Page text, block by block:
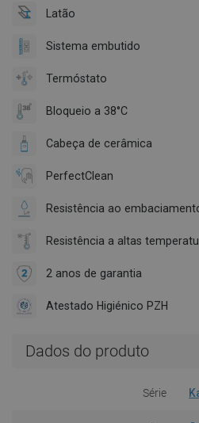
Latão
Sistema embutido
Termóstato
Bloqueio a 38°C
Cabeça de cerâmica
PerfectClean
Resistência ao
Resistência a altas
2 anos de garantia
Atestado Higiénico PZH
Dados do produto
Série